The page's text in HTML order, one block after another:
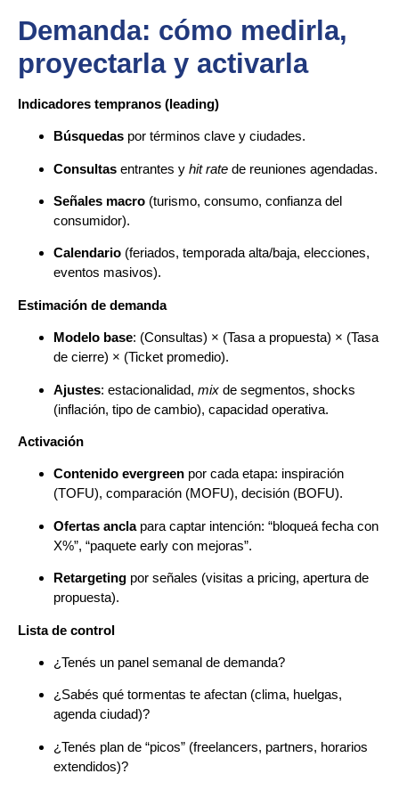
Demanda: cómo medirla,
proyectarla y activarla
Indicadores tempranos (leading)
Búsquedas por términos clave y ciudades.
Consultas entrantes y hit rate de reuniones agendadas.
Señales macro (turismo, consumo, confianza del
consumidor).
Calendario (feriados, temporada alta/baja, elecciones,
eventos masivos).
Estimación de demanda
Modelo base: (Consultas) × (Tasa a propuesta) × (Tasa
de cierre) × (Ticket promedio).
Ajustes: estacionalidad, mix de segmentos, shocks
(inflación, tipo de cambio), capacidad operativa.
Activación
Contenido evergreen por cada etapa: inspiración
(TOFU), comparación (MOFU), decisión (BOFU).
Ofertas anclapara captar intención: “bloqueá fecha con
X%”, “paquete early con mejoras”.
Retargeting por señales (visitas a pricing, apertura de
propuesta).
Lista de control
¿Tenés un panel semanal de demanda?
¿Sabés qué tormentas te afectan (clima, huelgas,
agenda ciudad)?
¿Tenés plan de “picos” (freelancers, partners, horarios
extendidos)?